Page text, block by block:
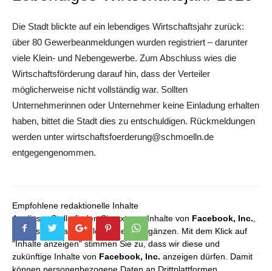
Die Stadt blickte auf ein lebendiges Wirtschaftsjahr zurück:
über 80 Gewerbeanmeldungen wurden registriert – darunter
viele Klein- und Nebengewerbe. Zum Abschluss wies die
Wirtschaftsförderung darauf hin, dass der Verteiler
möglicherweise nicht vollständig war. Sollten
Unternehmerinnen oder Unternehmer keine Einladung erhalten
haben, bittet die Stadt dies zu entschuldigen. Rückmeldungen
werden unter wirtschaftsfoerderung@schmoelln.de
entgegengenommen.
Empfohlene redaktionelle Inhalte
An dieser Stelle finden Sie externe Inhalte von Facebook, Inc.
die unser redaktionelles Angebot ergänzen. Mit dem Klick auf
"Inhalte anzeigen" stimmen Sie zu, dass wir diese und
zukünftige Inhalte von Facebook, Inc. anzeigen dürfen. Damit
können personenbezogene Daten an Drittplattformen